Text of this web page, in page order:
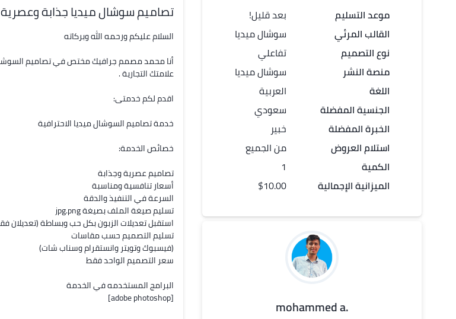
موعد التسليم
القالب المرئي
نوع التصميم
منصة النشر
اللغة
الجنسية المفضلة
الخبرة المفضلة
استلام العروض
الكمية
الميزانية الإجمالية
بعد قليل!
سوشال ميديا
تفاعلي
سوشال ميديا
العربية
سعودي
خبير
من الجميع
1
$10.00
.mohammed a
تصاميم سوشال ميديا جذابة وعصرية